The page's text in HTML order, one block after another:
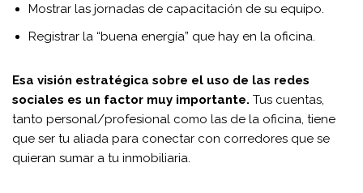
Mostrar las jornadas de capacitación de su equipo.
Registrar la “buena energía” que hay en la oficina.
Esa visión estratégica sobre el uso de las redes
sociales es un factor muy importante. Tus cuentas,
tanto personal/profesional como las de la oficina, tiene
que ser tu aliada para conectar con corredores que se
quieran sumar a tu inmobiliaria.